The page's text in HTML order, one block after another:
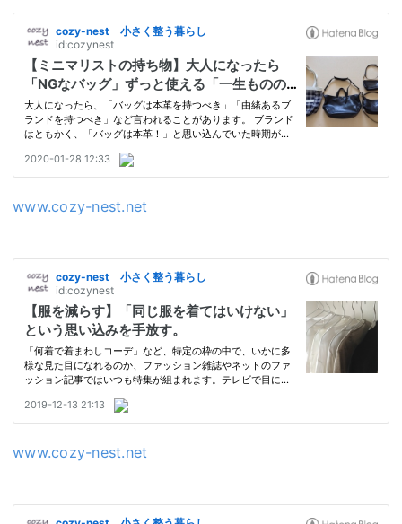
www.cozy-nest.net
www.cozy-nest.net